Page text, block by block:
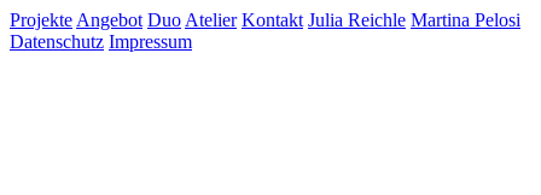
Projekte Angebot Duo Atelier Kontakt Julia Reichle Martina Pelosi
Datenschutz Impressum